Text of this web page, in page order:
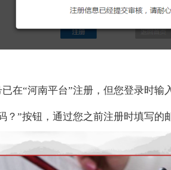
在“河南平台”注册，但您登录时输
？”按钮，通过您之前注册时填写的